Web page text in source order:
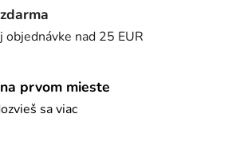
objednávke nad 25 EUR
prvom mieste
sa viac